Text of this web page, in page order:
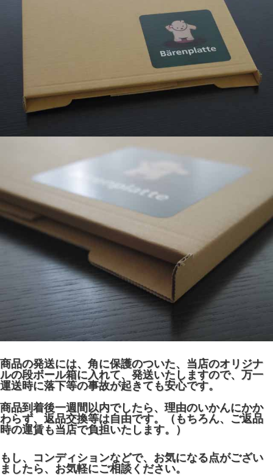
商品の発送には、角に保護のついた、当店のオリジナ
ルの段ボール箱に入れて、発送いたしますので、万一
運送時に落下等の事故が起きても安心です。
商品到着後一週間以内でしたら、理由のいかんにかか
わらず、返品交換等は自由です。（もちろん、ご返品
時の運賃も当店で負担いたします。）
もし、コンディションなどで、お気になる点がござい
ましたら、お気軽にご相談ください。